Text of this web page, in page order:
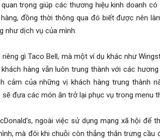
trọng giúp các thương hiệu kinh doanh
đồng thời thông qua đó biết được nên
như dịch vụ của mình.
riêng gì Taco Bell, mà một ví dụ khác như
khách hàng vẫn luôn trung thành với các
cảm của những vị khách hàng trung thành
sẽ đưa các món ăn trở lại phục vụ trong menu
ngoài việc sử dụng mạng xã hội
mà đôi khi chuỗi còn thẳng thắn trưng